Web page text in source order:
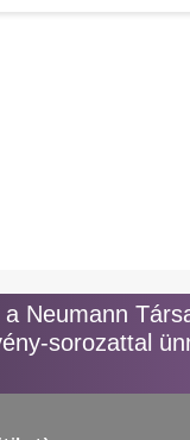
Neumann
sorozattal